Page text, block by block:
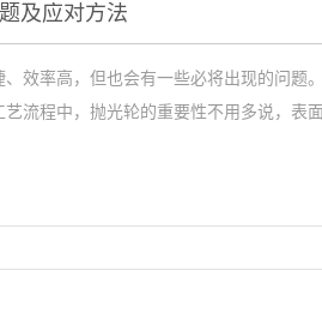
及应对方法
、效率高，但也会有一些必将出现的问
流程中，抛光轮的重要性不用多说，表